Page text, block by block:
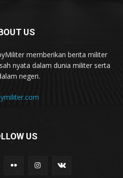
US
memberikan berita militer
nyata dalam dunia militer serta
negeri.
US